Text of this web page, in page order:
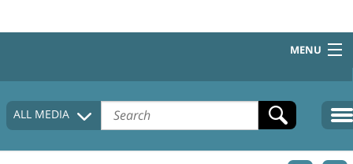
MENU
HOME
COLLECTIONS DESCRIPTION
ALL MEDIA